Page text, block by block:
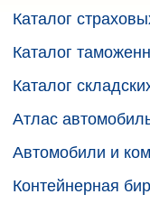
Каталог
Каталог
Каталог
Атлас
Автомобили и
Контейнерная